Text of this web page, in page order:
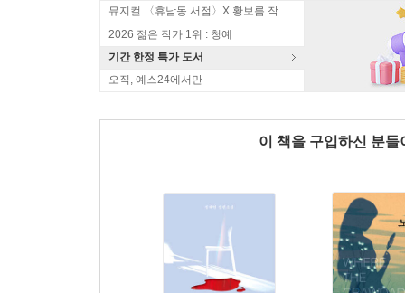
뮤지컬 〈휴남동 서점〉X 황보름 작가 북토크
2026 젊은 작가 1위 : 청예
기간 한정 특가 도서
오직, 예스24에서만
이 책을 구입하신 분